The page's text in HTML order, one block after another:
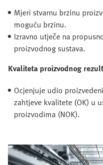
Mjeri stvarnu brzinu
moguću brzinu.
Izravno utječe na
proizvodnog sustava.
Kvaliteta proizvodnog
Ocjenjuje udio
zahtjeve kvalitete (OK) u
proizvodima (NOK).